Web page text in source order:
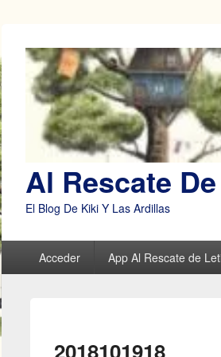
Al Rescate
El Blog De Kiki Y Las Ardillas
Menú
principalAcceder App Al Rescate de